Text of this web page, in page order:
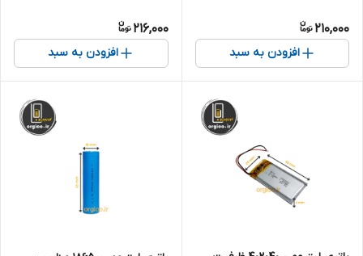
210,000
افزودن به سبد
216,000
افزودن به سبد